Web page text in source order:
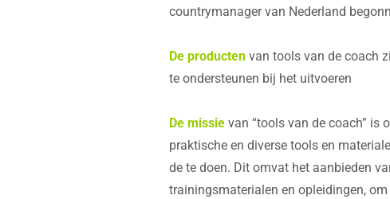
countrymanager van Nederland
De productenvan tools van de coach
te ondersteunen bij het uitvoeren
De missievan “tools van de coach” is
praktische en diverse tools en
de te doen. Dit omvat het aanbieden
trainingsmaterialen en opleidingen,